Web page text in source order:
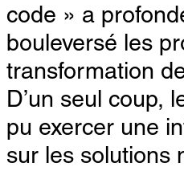
code » a
bouleversé les
transformation
D’un seul coup,
pu exercer une
sur les solutions